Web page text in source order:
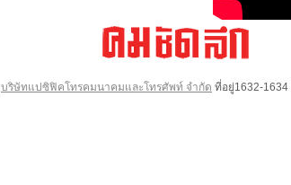
บริษัทแปซิฟิคโทรคมนาคมและโทรศัพท์ จำกัด ที่อยู่1632-1634